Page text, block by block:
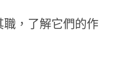
職，了解它們的作